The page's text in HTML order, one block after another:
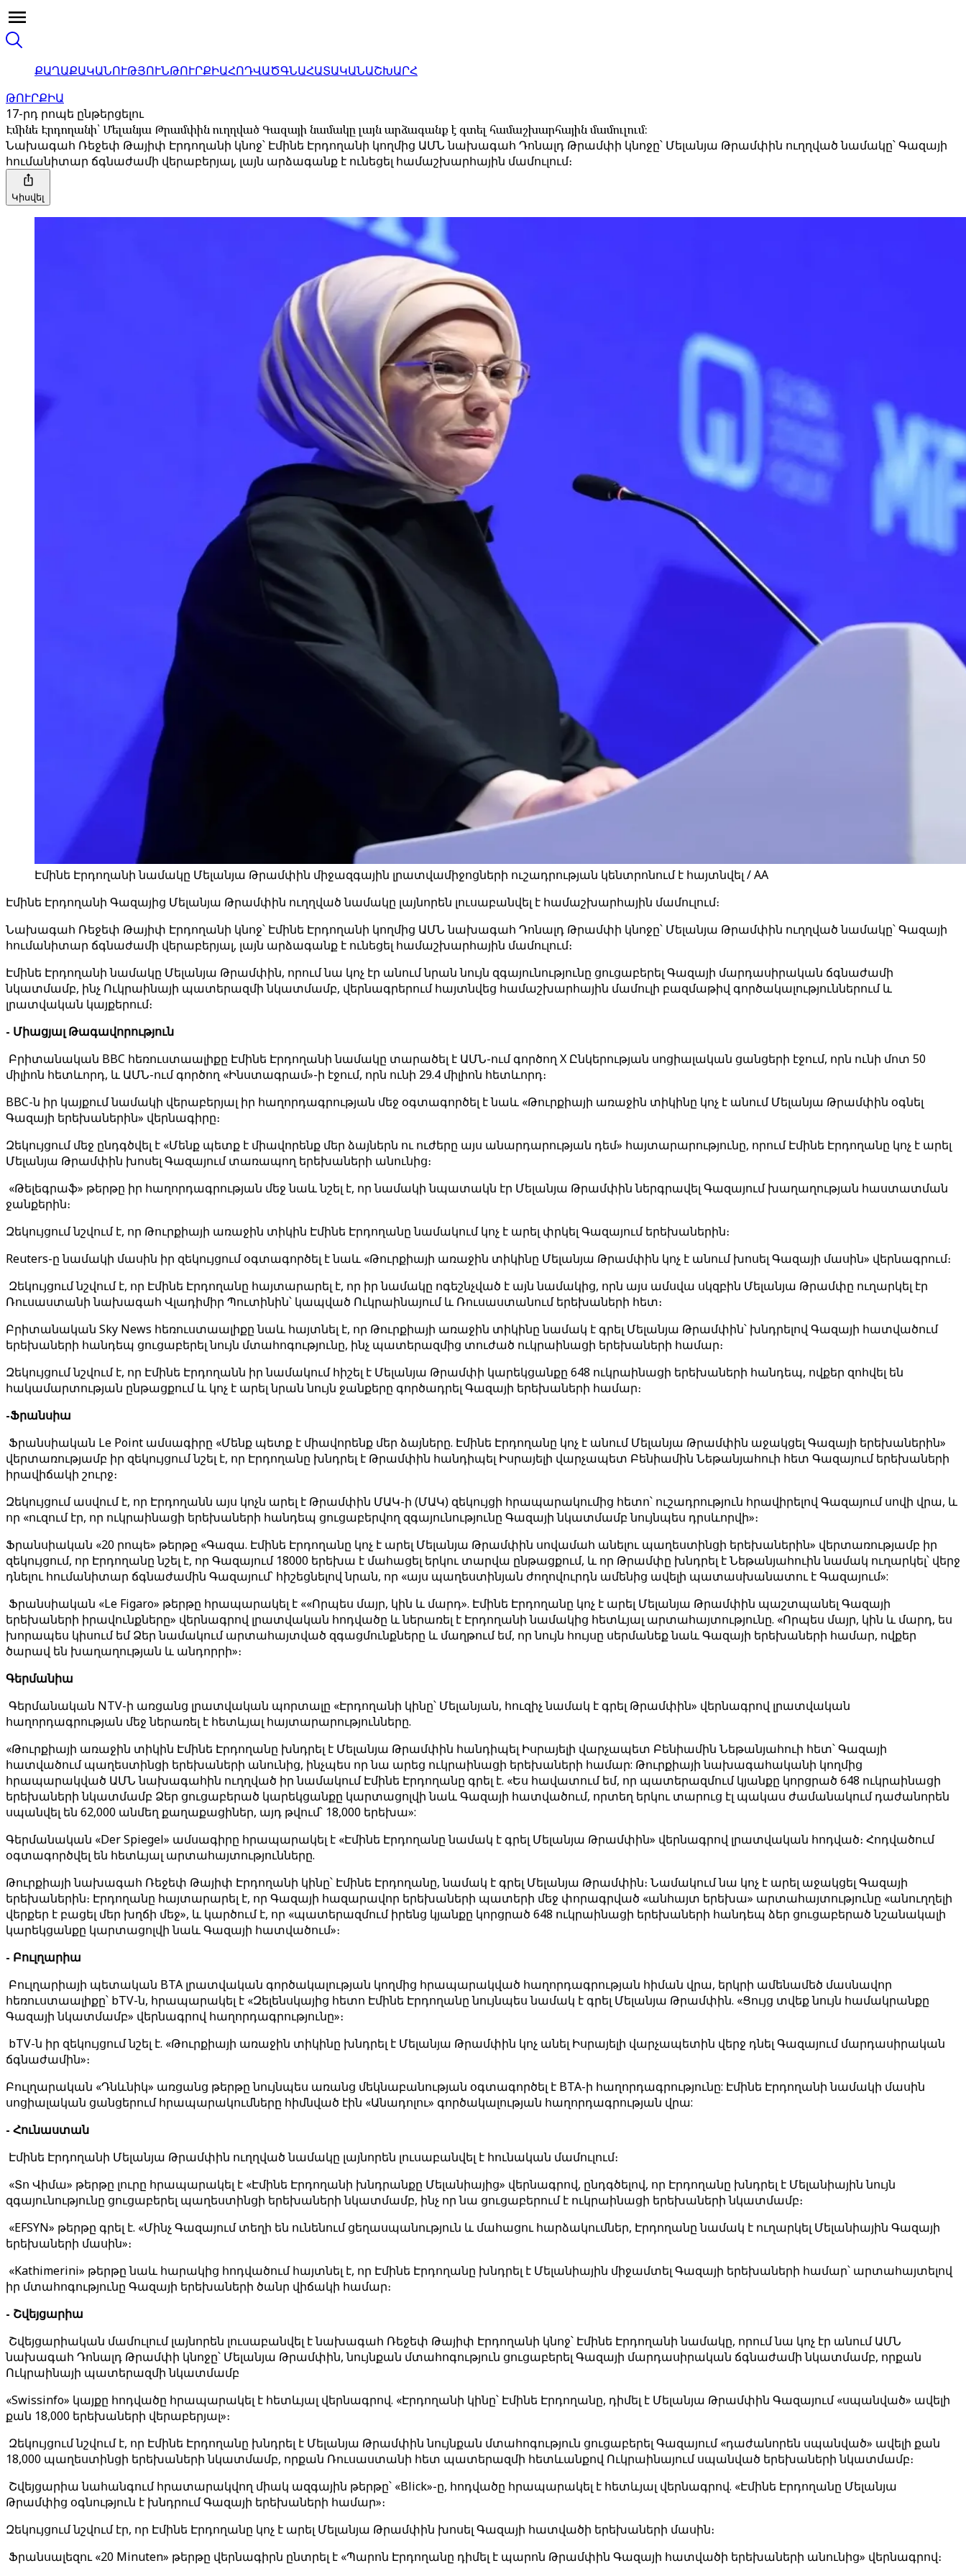
ՔԱՂԱՔԱԿԱՆՈՒԹՅՈՒՆԹՈՒՐՔԻԱՀՈԴՎԱԾԳՆԱՀԱՏԱԿԱՆԱՇԽԱՐՀ
ԹՈՒՐՔԻԱ
17-րդ րոպե ընթերցելու
Էմինե Էրդողանի՝ Մելանյա Թրամփին ուղղված Գազայի նամակը լայն արձագանք է գտել համաշխարհային մամուլում։
Նախագահ Ռեջեփ Թայիփ Էրդողանի կնոջ՝ Էմինե Էրդողանի կողմից ԱՄՆ նախագահ Դոնալդ Թրամփի կնոջը՝ Մելանյա Թրամփին ուղղված նամակը՝ Գազայի
հումանիտար ճգնաժամի վերաբերյալ, լայն արձագանք է ունեցել համաշխարհային մամուլում։
Կիսվել
Էմինե Էրդողանի նամակը Մելանյա Թրամփին միջազգային լրատվամիջոցների ուշադրության կենտրոնում է հայտնվել / AA
Էմինե Էրդողանի Գազայից Մելանյա Թրամփին ուղղված նամակը լայնորեն լուսաբանվել է համաշխարհային մամուլում։
Նախագահ Ռեջեփ Թայիփ Էրդողանի կնոջ՝ Էմինե Էրդողանի կողմից ԱՄՆ նախագահ Դոնալդ Թրամփի կնոջը՝ Մելանյա Թրամփին ուղղված նամակը՝ Գազայի
հումանիտար ճգնաժամի վերաբերյալ, լայն արձագանք է ունեցել համաշխարհային մամուլում։
Էմինե Էրդողանի նամակը Մելանյա Թրամփին, որում նա կոչ էր անում նրան նույն զգայունությունը ցուցաբերել Գազայի մարդասիրական ճգնաժամի
նկատմամբ, ինչ Ուկրաինայի պատերազմի նկատմամբ, վերնագրերում հայտնվեց համաշխարհային մամուլի բազմաթիվ գործակալություններում և
լրատվական կայքերում։
- Միացյալ Թագավորություն
Բրիտանական BBC հեռուստաալիքը Էմինե Էրդողանի նամակը տարածել է ԱՄՆ-ում գործող X Ընկերության սոցիալական ցանցերի էջում, որն ունի մոտ 50
միլիոն հետևորդ, և ԱՄՆ-ում գործող «Ինստագրամ»-ի էջում, որն ունի 29.4 միլիոն հետևորդ։
BBC-ն իր կայքում նամակի վերաբերյալ իր հաղորդագրության մեջ օգտագործել է նաև «Թուրքիայի առաջին տիկինը կոչ է անում Մելանյա Թրամփին օգնել
Գազայի երեխաներին» վերնագիրը։
Զեկույցում մեջ ընդգծվել է «Մենք պետք է միավորենք մեր ձայներն ու ուժերը այս անարդարության դեմ» հայտարարությունը, որում Էմինե Էրդողանը կոչ է արել
Մելանյա Թրամփին խոսել Գազայում տառապող երեխաների անունից։
«Թելեգրաֆ» թերթը իր հաղորդագրության մեջ նաև նշել է, որ նամակի նպատակն էր Մելանյա Թրամփին ներգրավել Գազայում խաղաղության հաստատման
ջանքերին։
Զեկույցում նշվում է, որ Թուրքիայի առաջին տիկին Էմինե Էրդողանը նամակում կոչ է արել փրկել Գազայում երեխաներին։
Reuters-ը նամակի մասին իր զեկույցում օգտագործել է նաև «Թուրքիայի առաջին տիկինը Մելանյա Թրամփին կոչ է անում խոսել Գազայի մասին» վերնագրում։
Զեկույցում նշվում է, որ Էմինե Էրդողանը հայտարարել է, որ իր նամակը ոգեշնչված է այն նամակից, որն այս ամսվա սկզբին Մելանյա Թրամփը ուղարկել էր
Ռուսաստանի նախագահ Վլադիմիր Պուտինին՝ կապված Ուկրաինայում և Ռուսաստանում երեխաների հետ։
Բրիտանական Sky News հեռուստաալիքը նաև հայտնել է, որ Թուրքիայի առաջին տիկինը նամակ է գրել Մելանյա Թրամփին՝ խնդրելով Գազայի հատվածում
երեխաների հանդեպ ցուցաբերել նույն մտահոգությունը, ինչ պատերազմից տուժած ուկրաինացի երեխաների համար։
Զեկույցում նշվում է, որ Էմինե Էրդողանն իր նամակում հիշել է Մելանյա Թրամփի կարեկցանքը 648 ուկրաինացի երեխաների հանդեպ, ովքեր զոհվել են
հակամարտության ընթացքում և կոչ է արել նրան նույն ջանքերը գործադրել Գազայի երեխաների համար։
-Ֆրանսիա
Ֆրանսիական Le Point ամսագիրը «Մենք պետք է միավորենք մեր ձայները. Էմինե Էրդողանը կոչ է անում Մելանյա Թրամփին աջակցել Գազայի երեխաներին»
վերտառությամբ իր զեկույցում նշել է, որ Էրդողանը խնդրել է Թրամփին հանդիպել Իսրայելի վարչապետ Բենիամին Նեթանյահուի հետ Գազայում երեխաների
իրավիճակի շուրջ։
Զեկույցում ասվում է, որ Էրդողանն այս կոչն արել է Թրամփին ՄԱԿ-ի (ՄԱԿ) զեկույցի հրապարակումից հետո՝ ուշադրություն հրավիրելով Գազայում սովի վրա, և
որ «ուզում էր, որ ուկրաինացի երեխաների հանդեպ ցուցաբերվող զգայունությունը Գազայի նկատմամբ նույնպես դրսևորվի»։
Ֆրանսիական «20 րոպե» թերթը «Գազա. Էմինե Էրդողանը կոչ է արել Մելանյա Թրամփին սովամահ անելու պաղեստինցի երեխաներին» վերտառությամբ իր
զեկույցում, որ Էրդողանը նշել է, որ Գազայում 18000 երեխա է մահացել երկու տարվա ընթացքում, և որ Թրամփը խնդրել է Նեթանյահուին նամակ ուղարկել՝ վերջ
դնելու հումանիտար ճգնաժամին Գազայում՝ հիշեցնելով նրան, որ «այս պաղեստինյան ժողովուրդն ամենից ավելի պատասխանատու է Գազայում»:
Ֆրանսիական «Le Figaro» թերթը հրապարակել է ««Որպես մայր, կին և մարդ». Էմինե Էրդողանը կոչ է արել Մելանյա Թրամփին պաշտպանել Գազայի
երեխաների իրավունքները» վերնագրով լրատվական հոդվածը և ներառել է Էրդողանի նամակից հետևյալ արտահայտությունը. «Որպես մայր, կին և մարդ, ես
խորապես կիսում եմ Ձեր նամակում արտահայտված զգացմունքները և մաղթում եմ, որ նույն հույսը սերմանեք նաև Գազայի երեխաների համար, ովքեր
ծարավ են խաղաղության և անդորրի»։
Գերմանիա
Գերմանական NTV-ի առցանց լրատվական պորտալը «Էրդողանի կինը՝ Մելանյան, հուզիչ նամակ է գրել Թրամփին» վերնագրով լրատվական
հաղորդագրության մեջ ներառել է հետևյալ հայտարարությունները.
«Թուրքիայի առաջին տիկին Էմինե Էրդողանը խնդրել է Մելանյա Թրամփին հանդիպել Իսրայելի վարչապետ Բենիամին Նեթանյահուի հետ՝ Գազայի
հատվածում պաղեստինցի երեխաների անունից, ինչպես որ նա արեց ուկրաինացի երեխաների համար: Թուրքիայի նախագահականի կողմից
հրապարակված ԱՄՆ նախագահին ուղղված իր նամակում Էմինե Էրդողանը գրել է. «Ես հավատում եմ, որ պատերազմում կյանքը կորցրած 648 ուկրաինացի
երեխաների նկատմամբ Ձեր ցուցաբերած կարեկցանքը կարտացոլվի նաև Գազայի հատվածում, որտեղ երկու տարուց էլ պակաս ժամանակում դաժանորեն
սպանվել են 62,000 անմեղ քաղաքացիներ, այդ թվում՝ 18,000 երեխա»:
Գերմանական «Der Spiegel» ամսագիրը հրապարակել է «Էմինե Էրդողանը նամակ է գրել Մելանյա Թրամփին» վերնագրով լրատվական հոդված։ Հոդվածում
օգտագործվել են հետևյալ արտահայտությունները.
Թուրքիայի նախագահ Ռեջեփ Թայիփ Էրդողանի կինը՝ Էմինե Էրդողանը, նամակ է գրել Մելանյա Թրամփին։ Նամակում նա կոչ է արել աջակցել Գազայի
երեխաներին։ Էրդողանը հայտարարել է, որ Գազայի հազարավոր երեխաների պատերի մեջ փորագրված «անհայտ երեխա» արտահայտությունը «անուղղելի
վերքեր է բացել մեր խղճի մեջ», և կարծում է, որ «պատերազմում իրենց կյանքը կորցրած 648 ուկրաինացի երեխաների հանդեպ ձեր ցուցաբերած նշանակալի
կարեկցանքը կարտացոլվի նաև Գազայի հատվածում»։
- Բուլղարիա
Բուլղարիայի պետական ​​BTA լրատվական գործակալության կողմից հրապարակված հաղորդագրության հիման վրա, երկրի ամենամեծ մասնավոր
հեռուստաալիքը՝ bTV-ն, հրապարակել է «Զելենսկայից հետո Էմինե Էրդողանը նույնպես նամակ է գրել Մելանյա Թրամփին. «Ցույց տվեք նույն համակրանքը
Գազայի նկատմամբ» վերնագրով հաղորդագրությունը»։
bTV-ն իր զեկույցում նշել է. «Թուրքիայի առաջին տիկինը խնդրել է Մելանյա Թրամփին կոչ անել Իսրայելի վարչապետին վերջ դնել Գազայում մարդասիրական
ճգնաժամին»։
Բուլղարական «Դնևնիկ» առցանց թերթը նույնպես առանց մեկնաբանության օգտագործել է BTA-ի հաղորդագրությունը: Էմինե Էրդողանի նամակի մասին
սոցիալական ցանցերում հրապարակումները հիմնված էին «Անադոլու» գործակալության հաղորդագրության վրա:
- Հունաստան
Էմինե Էրդողանի Մելանյա Թրամփին ուղղված նամակը լայնորեն լուսաբանվել է հունական մամուլում։
«Տո Վիմա» թերթը լուրը հրապարակել է «Էմինե Էրդողանի խնդրանքը Մելանիայից» վերնագրով, ընդգծելով, որ Էրդողանը խնդրել է Մելանիային նույն
զգայունությունը ցուցաբերել պաղեստինցի երեխաների նկատմամբ, ինչ որ նա ցուցաբերում է ուկրաինացի երեխաների նկատմամբ։
«EFSYN» թերթը գրել է. «Մինչ Գազայում տեղի են ունենում ցեղասպանություն և մահացու հարձակումներ, Էրդողանը նամակ է ուղարկել Մելանիային Գազայի
երեխաների մասին»։
«Kathimerini» թերթը նաև հարակից հոդվածում հայտնել է, որ Էմինե Էրդողանը խնդրել է Մելանիային միջամտել Գազայի երեխաների համար՝ արտահայտելով
իր մտահոգությունը Գազայի երեխաների ծանր վիճակի համար։
- Շվեյցարիա
Շվեյցարիական մամուլում լայնորեն լուսաբանվել է նախագահ Ռեջեփ Թայիփ Էրդողանի կնոջ՝ Էմինե Էրդողանի նամակը, որում նա կոչ էր անում ԱՄՆ
նախագահ Դոնալդ Թրամփի կնոջը՝ Մելանյա Թրամփին, նույնքան մտահոգություն ցուցաբերել Գազայի մարդասիրական ճգնաժամի նկատմամբ, որքան
Ուկրաինայի պատերազմի նկատմամբ
«Swissinfo» կայքը հոդվածը հրապարակել է հետևյալ վերնագրով. «Էրդողանի կինը՝ Էմինե Էրդողանը, դիմել է Մելանյա Թրամփին Գազայում «սպանված» ավելի
քան 18,000 երեխաների վերաբերյալ»։
Զեկույցում նշվում է, որ Էմինե Էրդողանը խնդրել է Մելանյա Թրամփին նույնքան մտահոգություն ցուցաբերել Գազայում «դաժանորեն սպանված» ավելի քան
18,000 պաղեստինցի երեխաների նկատմամբ, որքան Ռուսաստանի հետ պատերազմի հետևանքով Ուկրաինայում սպանված երեխաների նկատմամբ։
Շվեյցարիա նահանգում հրատարակվող միակ ազգային թերթը՝ «Blick»-ը, հոդվածը հրապարակել է հետևյալ վերնագրով. «Էմինե Էրդողանը Մելանյա
Թրամփից օգնություն է խնդրում Գազայի երեխաների համար»։
Զեկույցում նշվում էր, որ Էմինե Էրդողանը կոչ է արել Մելանյա Թրամփին խոսել Գազայի հատվածի երեխաների մասին։
Ֆրանսալեզու «20 Minuten» թերթը վերնագիրն ընտրել է «Պարոն Էրդողանը դիմել է պարոն Թրամփին Գազայի հատվածի երեխաների անունից» վերնագրով։